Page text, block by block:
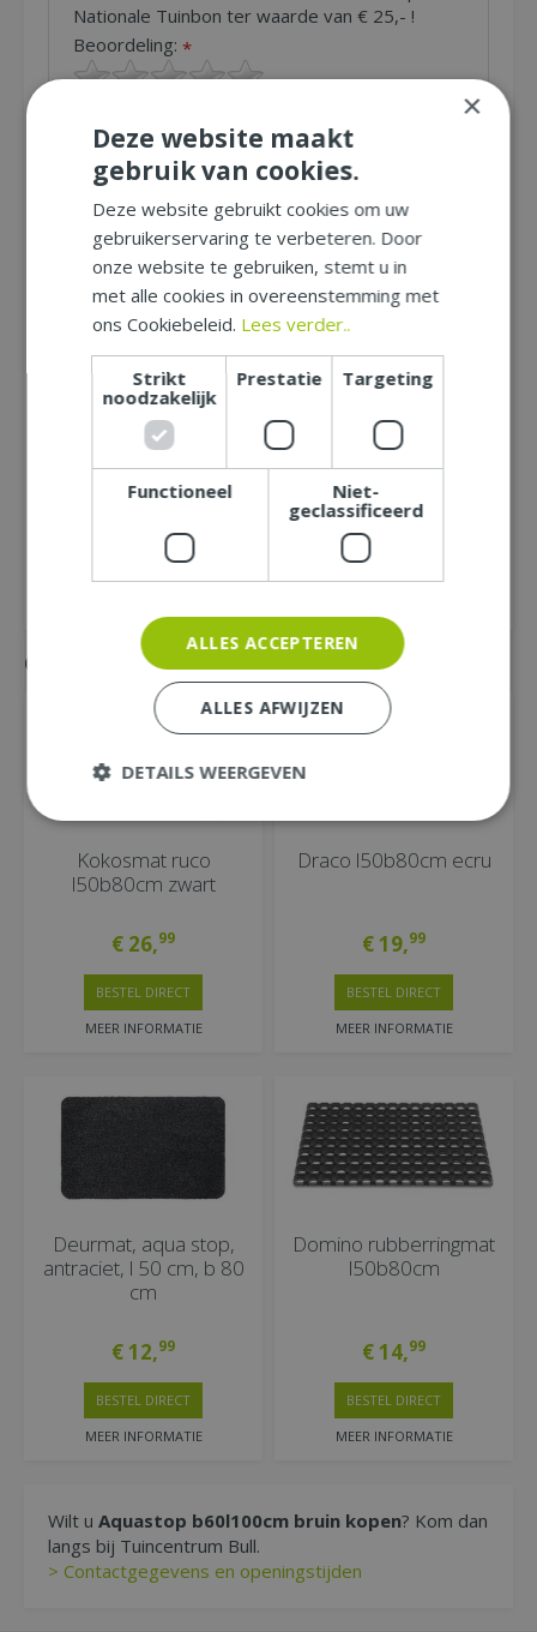
Nationale Tuinbon ter waarde van € 25,- !
Beoordeling: *
Let op: deze recensie gaat over het product en niet over
ons tuincentrum, de service of levering van uw bestelling. U
kunt bijvoorbeeld in gaan op de kwaliteit van het product,
de look & feel en belangrijke eigenschappen.
Naam (zichtbaar op website):*
Plaats (zichtbaar op website):
E-mailadres (niet zichtbaar):
Gemakkelijk mee bestellen
Kokosmat ruco
l50b80cm zwart
€ 26,99
MEER INFORMATIE
BESTEL DIRECT
Draco l50b80cm ecru
€19,99
MEER INFORMATIE
BESTEL DIRECT
Deurmat, aqua stop,
antraciet, l 50 cm, b 80
cm
€12,99
MEER INFORMATIE
BESTEL DIRECT
Domino rubberringmat
l50b80cm
€14,99
MEER INFORMATIE
BESTEL DIRECT
Wilt u Aquastop b60l100cm bruin kopen? Kom dan
langs bij Tuincentrum Bull.
> Contactgegevens en openingstijden
×
Deze website maakt
gebruik van cookies.
Deze website gebruikt cookies om uw
gebruikerservaring te verbeteren. Door
onze website te gebruiken, stemt u in
met alle cookies in overeenstemming met
ons Cookiebeleid. Lees verder..
Strikt
noodzakelijk
Prestatie Targeting
Functioneel
Niet-
geclassificeerd
ALLES ACCEPTEREN
ALLES AFWIJZEN
DETAILS WEERGEVEN